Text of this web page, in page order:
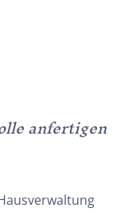
anfertigen